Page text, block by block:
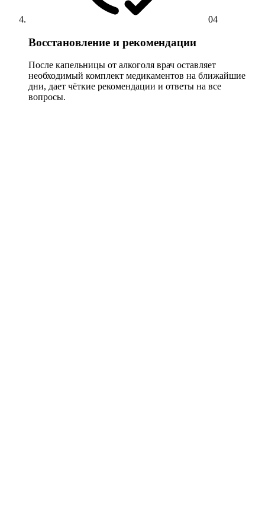
04
Восстановление и рекомендации
После капельницы от алкоголя врач оставляет
необходимый комплект медикаментов на ближайшие
дни, дает чёткие рекомендации и ответы на все
вопросы.